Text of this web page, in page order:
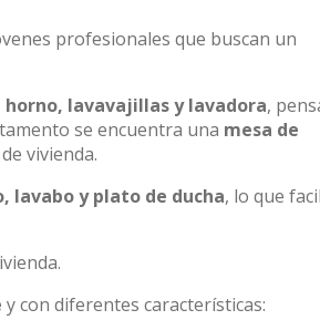
profesionales que buscan un
horno, lavavajillas y lavadora,
se encuentra una mesa de
vivienda.
lavabo y plato de ducha, lo que
y con diferentes características: